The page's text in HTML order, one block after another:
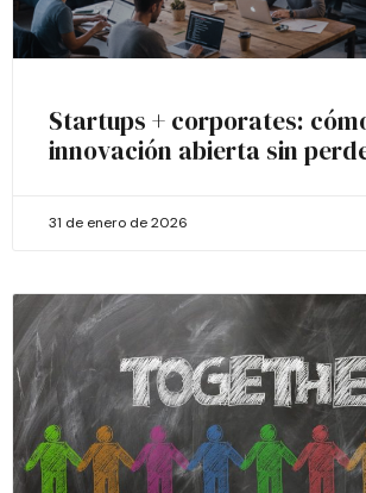
Startups + corporates:
innovación abierta sin
31 de enero de 2026